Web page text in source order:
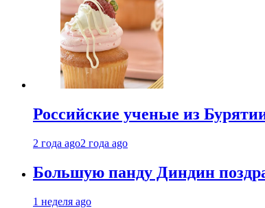
Российские ученые из
2 года ago2 года ago
Большую панду Диндин
1 неделя ago